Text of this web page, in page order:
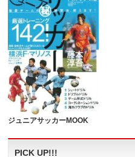
ジュニアサッカーMOOK
PICK UP!!!